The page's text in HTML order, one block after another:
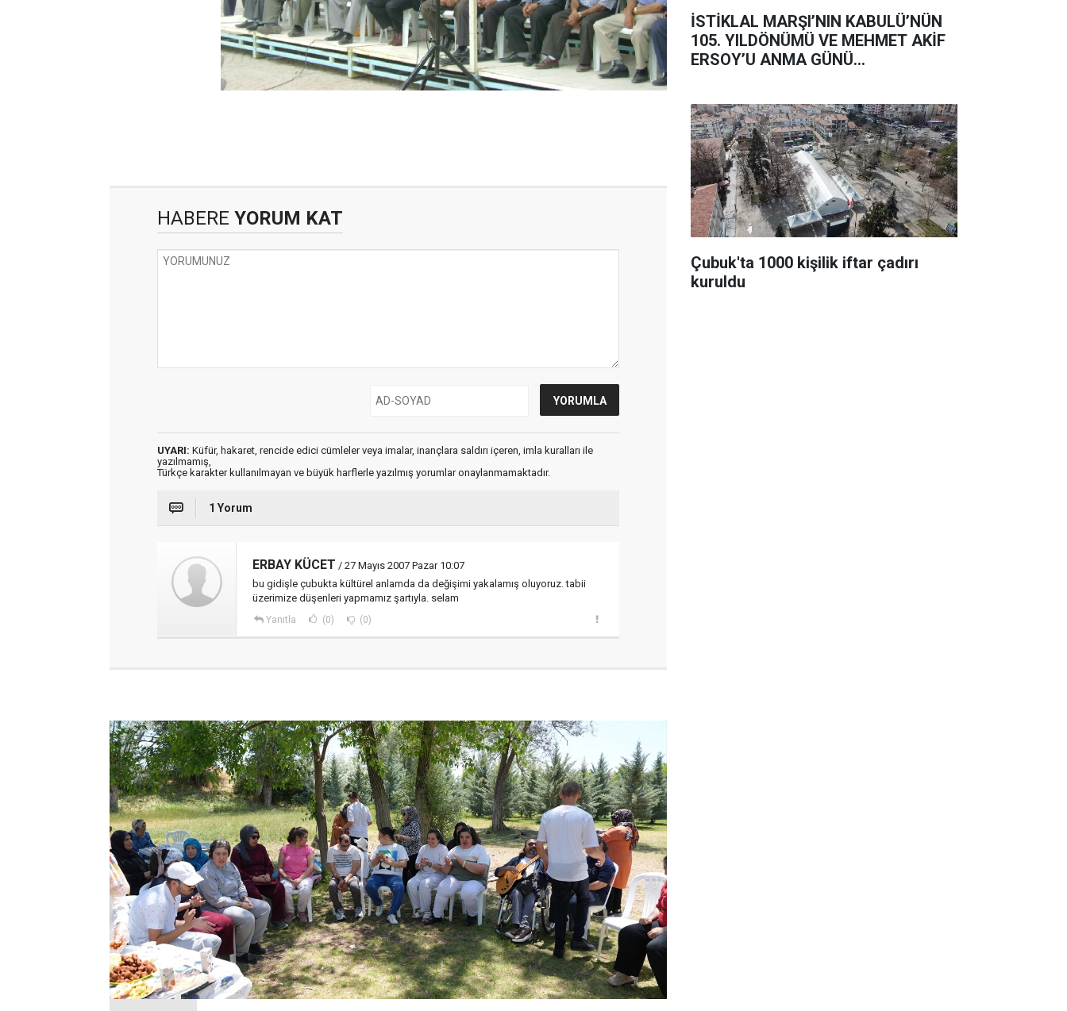
HABERE YORUM KAT
UYARI: Küfür, hakaret, rencide edici cümleler veya imalar, inançlara saldırı içeren, imla kuralları ile
yazılmamış,
Türkçe karakter kullanılmayan ve büyük harflerle yazılmış yorumlar onaylanmamaktadır.
1 Yorum
ERBAY KÜCET / 27 Mayıs 2007 Pazar 10:07
bu gidişle çubukta kültürel anlamda da değişimi yakalamış oluyoruz. tabii
üzerimize düşenleri yapmamız şartıyla. selam
Yanıtla (0) (0)
İSTİKLAL MARŞI’NIN KABULÜ’NÜN
105. YILDÖNÜMÜ VE MEHMET AKİF
ERSOY’U ANMA GÜNÜ...
Çubuk'ta 1000 kişilik iftar çadırı
kuruldu